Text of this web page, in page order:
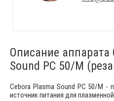
Описание аппарата
Sound PC 50/М
Cebora Plasma Sound PC 50/M -
источник питания для